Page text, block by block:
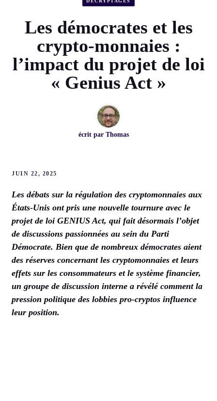
Les démocrates et les
crypto-monnaies :
l’impact du projet de loi
« Genius Act »
écrit par Thomas
JUIN 22, 2025
Les débats sur la régulation des cryptomonnaies aux
États-Unis ont pris une nouvelle tournure avec le
projet de loi GENIUS Act, qui fait désormais l’objet
de discussions passionnées au sein du Parti
Démocrate. Bien que de nombreux démocrates aient
des réserves concernant les cryptomonnaies et leurs
effets sur les consommateurs et le système financier,
un groupe de discussion interne a révélé comment la
pression politique des lobbies pro-cryptos influence
leur position.